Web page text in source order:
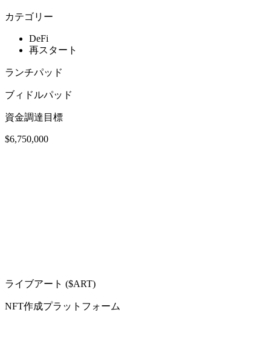
カテゴリー
DeFi
再スタート
ランチパッド
ブィドルパッド
資金調達目標
$6,750,000
ライブアート ($ART)
NFT作成プラットフォーム